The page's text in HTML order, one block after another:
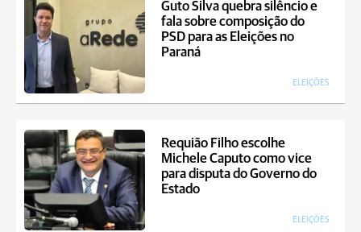
Guto Silva quebra silêncio e
fala sobre composição do
PSD para as Eleições no
Paraná
ELEIÇÕES
Requião Filho escolhe
Michele Caputo como vice
para disputa do Governo do
Estado
ELEIÇÕES